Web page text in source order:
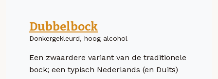
Dubbelbock
Donkergekleurd, hoog alcohol
Een zwaardere variant van de traditionele
bock; een typisch Nederlands (en Duits)